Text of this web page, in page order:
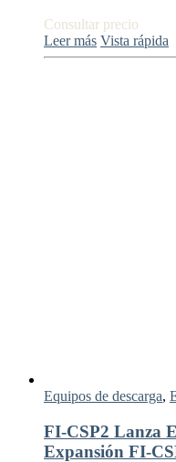
Consultar precio
Leer más Vista rápida
Equipos de descarga,
FI-CSP2 Lanza
Expansión FI-